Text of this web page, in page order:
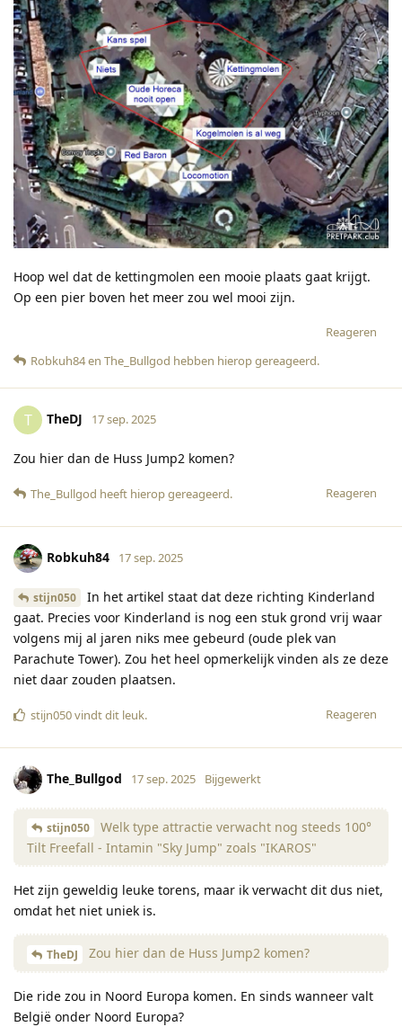
Hoop wel dat de kettingmolen een mooie plaats gaat krijgt.
Op een pier boven het meer zou wel mooi zijn.
Reageren
Robkuh84en The_Bullgod hebben hierop gereageerd.
T TheDJ 17 sep. 2025
Zou hier dan de Huss Jump2 komen?
Reageren
The_Bullgod heeft hierop gereageerd.
Robkuh84 17 sep. 2025
stijn050
In het artikel staat dat deze richting Kinderland
gaat. Precies voor Kinderland is nog een stuk grond vrij waar
volgens mij al jaren niks mee gebeurd (oude plek van
Parachute Tower). Zou het heel opmerkelijk vinden als ze deze
niet daar zouden plaatsen.
Reageren
stijn050vindt dit leuk.
The_Bullgod 17 sep. 2025 Bijgewerkt
stijn050
Welk type attractie verwacht nog steeds 100°
Tilt Freefall - Intamin "Sky Jump" zoals "IKAROS"
Het zijn geweldig leuke torens, maar ik verwacht dit dus niet,
omdat het niet uniek is.
TheDJ Zou hier dan de Huss Jump2 komen?
Die ride zou in Noord Europa komen. En sinds wanneer valt
België onder Noord Europa?